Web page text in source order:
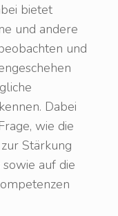
bietet
und andere
und
Dabei
wie die
Stärkung
auf die